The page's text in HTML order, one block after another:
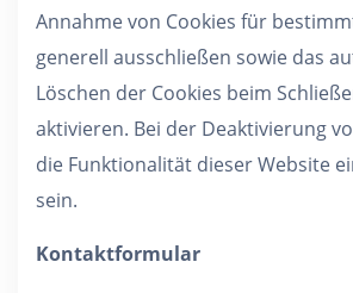
Annahme von Cookies für
generell ausschließen sowie das
Löschen der Cookies beim
aktivieren. Bei der Deaktivierung
die Funktionalität dieser Website
sein.
Kontaktformular